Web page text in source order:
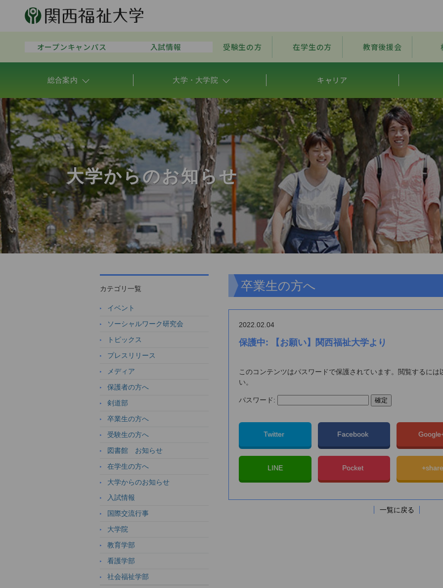
オープンキャンパス 入試情報 受験生の方 在学生の方 教育後援会
総合案内 大学・大学院 キャリア
大学からのお知らせ
卒業生の方へ
2022.02.04
保護中: 【お願い】関西福祉大学より
このコンテンツはパスワードで保護されています。閲覧するに
い。
パスワード:
Twitter Facebook
LINE Pocket
一覧に戻る
カテゴリ一覧
イベント
ソーシャルワーク研究会
トピックス
プレスリリース
メディア
保護者の方へ
剣道部
卒業生の方へ
受験生の方へ
図書館 お知らせ
在学生の方へ
大学からのお知らせ
入試情報
国際交流行事
大学院
教育学部
看護学部
社会福祉学部